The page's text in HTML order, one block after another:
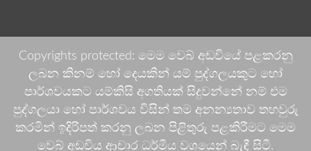
Copyrights protected: මෙම වෙබ් අඩවියේ පළකරනු
ලබන කිනම් හෝ දෙයකින් යම් පුද්ගලයකුට හෝ
පාර්ශවයකට යම්කිසි අගතියක් සිදුවන්නේ නම් එම
පුද්ගලයා හෝ පාර්ශවය විසින් තම අනන්‍යතාව තහවුරු
කරමින් ඉදිරිපත් කරනු ලබන පිළිතුරු පළකිරීමට මෙම
වෙබ් අඩවිය ආචාර ධර්මීය වශයෙන් බැඳී සිටී.